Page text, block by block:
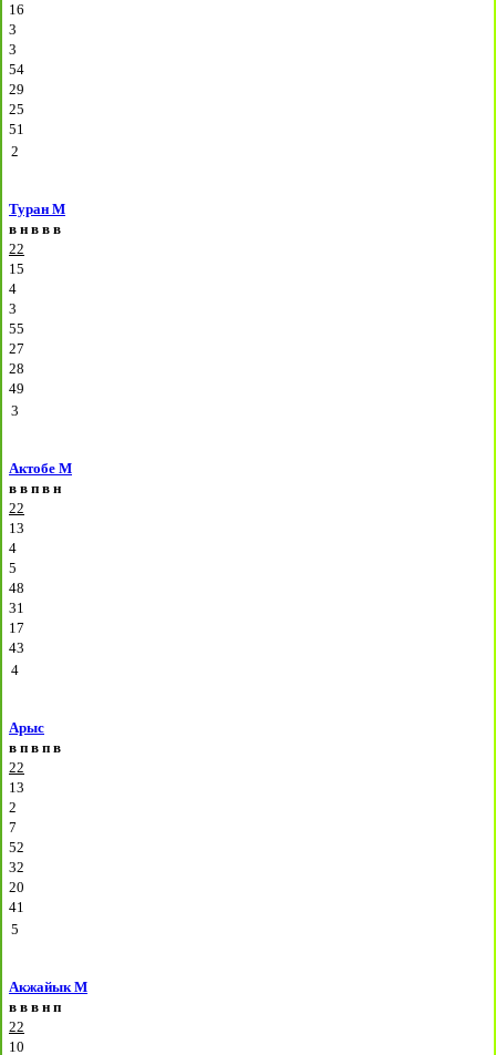
16
3
3
54
29
25
51
2
Туран М
в н в в в
22
15
4
3
55
27
28
49
3
Актобе М
в в п в н
22
13
4
5
48
31
17
43
4
Арыс
в п в п в
22
13
2
7
52
32
20
41
5
Акжайык М
в в в н п
22
10